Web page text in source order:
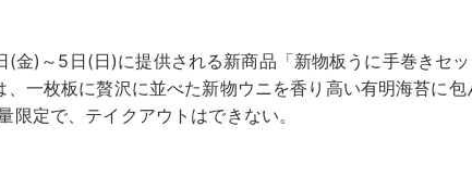
(金)～5日(日)に提供される新商品「新物板うに手巻きセ
、一枚板に贅沢に並べた新物ウニを香り高い有明海苔に包
限定で、テイクアウトはできない。